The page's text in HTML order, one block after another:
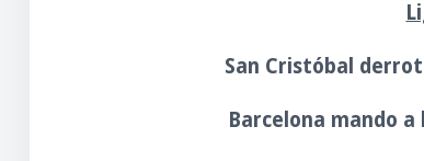
San Cristóbal
Barcelona mando a